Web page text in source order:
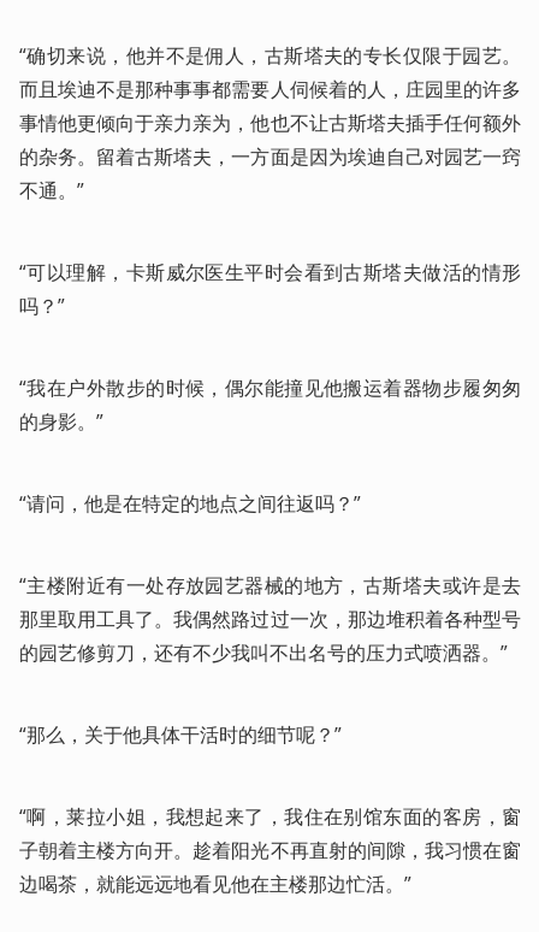
“确切来说，他并不是佣人，古斯塔夫的专长仅限于园艺。
而且埃迪不是那种事事都需要人伺候着的人，庄园里的许多
事情他更倾向于亲力亲为，他也不让古斯塔夫插手任何额外
的杂务。留着古斯塔夫，一方面是因为埃迪自己对园艺一窍
不通。”
“可以理解，卡斯威尔医生平时会看到古斯塔夫做活的情形
吗？”
“我在户外散步的时候，偶尔能撞见他搬运着器物步履匆匆
的身影。”
“请问，他是在特定的地点之间往返吗？”
“主楼附近有一处存放园艺器械的地方，古斯塔夫或许是去
那里取用工具了。我偶然路过过一次，那边堆积着各种型号
的园艺修剪刀，还有不少我叫不出名号的压力式喷洒器。”
“那么，关于他具体干活时的细节呢？”
“啊，莱拉小姐，我想起来了，我住在别馆东面的客房，窗
子朝着主楼方向开。趁着阳光不再直射的间隙，我习惯在窗
边喝茶，就能远远地看见他在主楼那边忙活。”